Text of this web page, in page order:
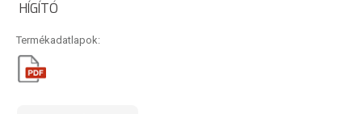
HÍGÍTÓ
Termékadatlapok: